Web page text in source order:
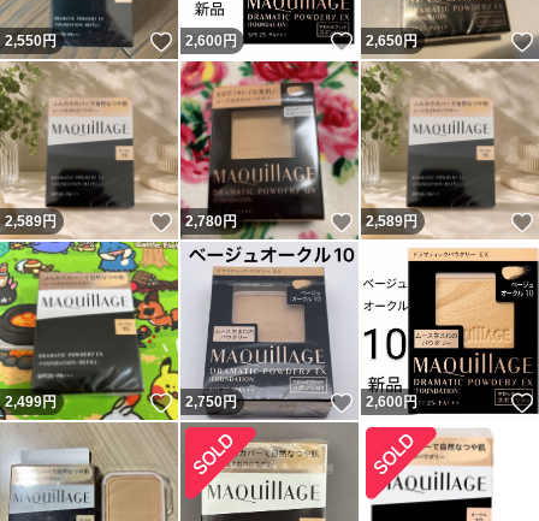
2,550円 いいね！
2,600 円 いいね！
2,650円
2,589円 いいね！
2,780円 いいね！
2,589円
2,499円 いいね！
2,750円 いいね！
2,600 円